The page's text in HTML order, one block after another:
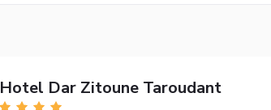
Hotel Dar Zitoune Taroudant